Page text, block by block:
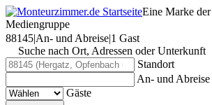
Eine Marke der
Mediengruppe
88145|An- und Abreise|1 Gast
Suche nach Ort, Adressen oder Unterkunft
Standort
An- und Abreise
Gäste